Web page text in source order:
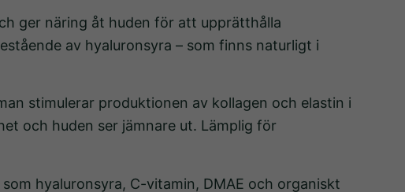
ger näring åt huden för att upprätthålla
av hyaluronsyra – som finns naturligt i
stimulerar produktionen av kollagen och elastin i
och huden ser jämnare ut. Lämplig för
hyaluronsyra, C-vitamin, DMAE och organiskt